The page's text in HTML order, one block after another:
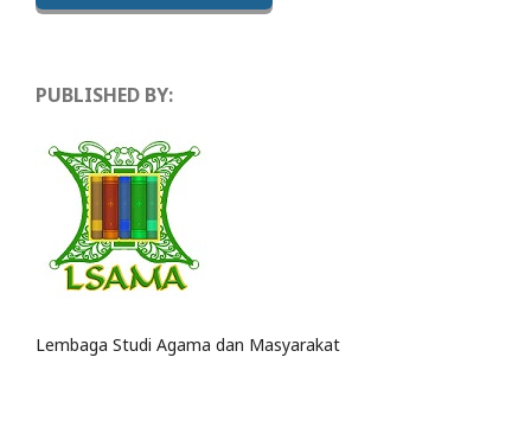
PUBLISHED BY:
Lembaga Studi Agama dan Masyarakat